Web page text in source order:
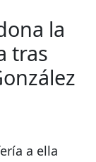
la
tras
a ella